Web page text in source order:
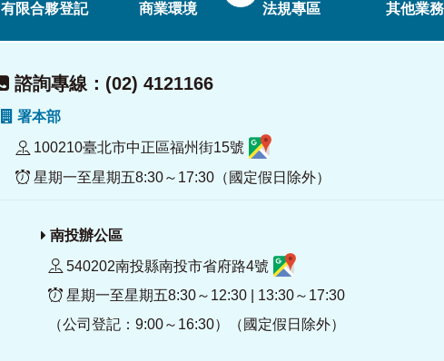
有限合夥登記 商業環境 法規專區 其他業務
諮詢專線：(02) 4121166
署本部
100210臺北市中正區福州街15號
星期一至星期五8:30～17:30（國定假日除外）
南投辦公區
540202南投縣南投市省府路4號
星期一至星期五8:30～12:30 | 13:30～17:30
（公司登記：9:00～16:30）（國定假日除外）